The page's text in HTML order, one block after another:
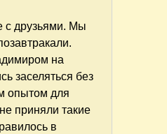
с друзьями. Мы
на
заселяться без
опытом для
приняли такие
в